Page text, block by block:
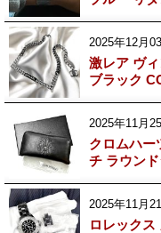
2025年12月
激レア ヴ
ブラック
2025年11月
クロムハー
チ ラウン
2025年11月
ロレックス